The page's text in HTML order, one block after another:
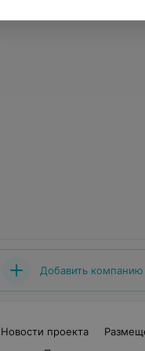
Добавить компанию
Новости проекта